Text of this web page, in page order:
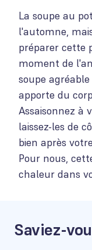
La soupe au
l'automne,
préparer cette
moment de
soupe
apporte du
Assaisonnez à
laissez-les de
bien après
Pour nous,
chaleur dans
Saviez-